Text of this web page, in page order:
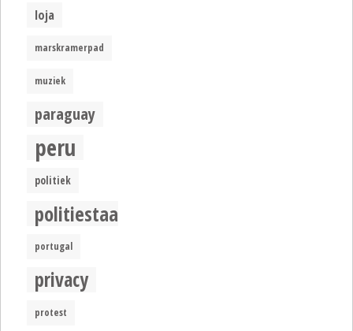
loja
marskramerpad
muziek
paraguay
peru
politiek
politiestaat
portugal
privacy
protest